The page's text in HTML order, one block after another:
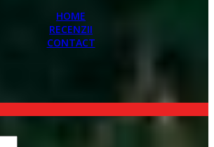
HOME
RECENZII
CONTACT